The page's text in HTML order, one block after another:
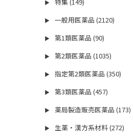
▶ 特集 (149)
▶ 一般用医薬品 (2120)
▶ 第1類医薬品 (90)
▶ 第2類医薬品 (1035)
▶ 指定第2類医薬品 (350)
▶ 第3類医薬品 (457)
▶ 薬局製造販売医薬品 (173)
▶ 生薬・漢方系材料 (272)